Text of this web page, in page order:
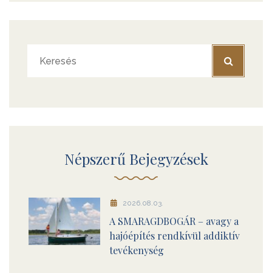
Népszerű Bejegyzések
2026.08.03.
A SMARAGDBOGÁR – avagy a
hajóépítés rendkívül addiktív
tevékenység